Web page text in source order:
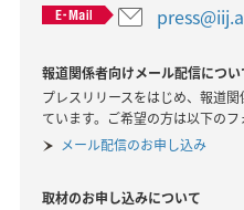
報道関係者向けメール配信につい
プレスリリースをはじめ、報道
ています。ご希望の方は以下のフ
メール配信のお申し込み
取材のお申し込みについて